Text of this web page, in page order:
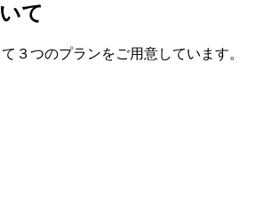
て
３つのプランをご用意しています。